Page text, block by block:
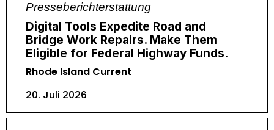
Presseberichterstattung
Digital Tools Expedite Road and
Bridge Work Repairs. Make Them
Eligible for Federal Highway Funds.
Rhode Island Current
20. Juli 2026